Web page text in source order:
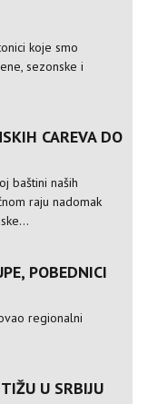
koje smo
sezonske i
CAREVA DO
baštini naših
raju nadomak
POBEDNICI
regionalni
U SRBIJU